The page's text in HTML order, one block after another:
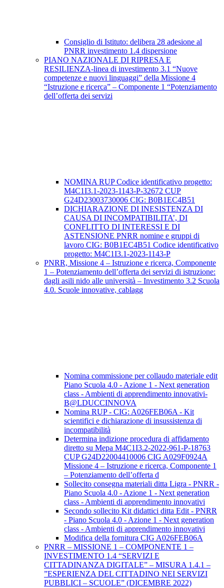
Consiglio di Istituto: delibera 28 adesione al
PNRR investimento 1.4 dispersione
PIANO NAZIONALE DI RIPRESA E
RESILIENZA-linea di investimento 3.1 “Nuove
competenze e nuovi linguaggi” della Missione 4
“Istruzione e ricerca” – Componente 1 “Potenziamento
dell’offerta dei servizi
NOMINA RUP Codice identificativo progetto:
M4C1I3.1-2023-1143-P-32672 CUP
G24D23003730006 CIG: B0B1EC4B51
DICHIARAZIONE DI INESISTENZA DI
CAUSA DI INCOMPATIBILITA’, DI
CONFLITTO DI INTERESSI E DI
ASTENSIONE PNRR nomine e gruppi di
lavoro CIG: B0B1EC4B51 Codice identificativo
progetto: M4C1I3.1-2023-1143-P
PNRR, Missione 4 – Istruzione e ricerca, Componente
1 – Potenziamento dell’offerta dei servizi di istruzione:
dagli asili nido alle università – Investimento 3.2 Scuola
4.0. Scuole innovative, cablagg
Nomina commissione per collaudo materiale edit
Piano Scuola 4.0 - Azione 1 - Next generation
class - Ambienti di apprendimento innovativi-
B@LDUCCINNOVA
Nomina RUP - CIG: A026FEB06A - Kit
scientifici e dichiarazione di insussistenza di
incompatibilità
Determina indizione procedura di affidamento
diretto su Mepa M4C1I3.2-2022-961-P-18763
CUP G24D22004410006 CIG A029F0924A
Missione 4 – Istruzione e ricerca, Componente 1
– Potenziamento dell’offerta d
Sollecito consegna materiali ditta Ligra - PNRR -
Piano Scuola 4.0 - Azione 1 - Next generation
class - Ambienti di apprendimento innovativi
Secondo sollecito Kit didattici ditta Edit - PNRR
- Piano Scuola 4.0 - Azione 1 - Next generation
class - Ambienti di apprendimento innovativi
Modifica della fornitura CIG A026FEB06A
PNRR – MISSIONE 1 – COMPONENTE 1 –
INVESTIMENTO 1.4 “SERVIZI E
CITTADINANZA DIGITALE” – MISURA 1.4.1 –
”ESPERIENZA DEL CITTADINO NEI SERVIZI
PUBBLICI – SCUOLE” (DICEMBRE 2022)